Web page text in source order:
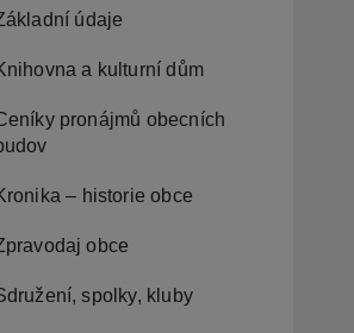
údaje
a kulturní dům
pronájmů obecních
– historie obce
obce
spolky, kluby